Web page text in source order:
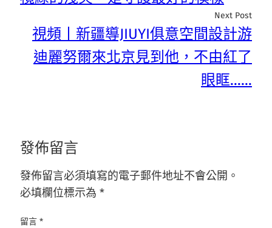
Next Post
視頻丨新疆導JIUYI俱意空間設計游
迪麗努爾來北京見到他，不由紅了
眼眶……
發佈留言
發佈留言必須填寫的電子郵件地址不會公開。
必填欄位標示為 *
留言 *